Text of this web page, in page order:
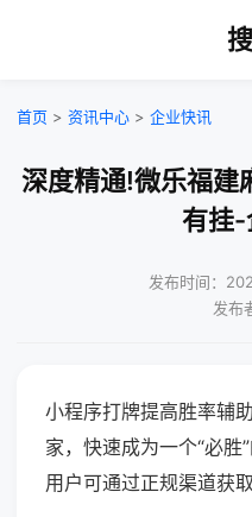
首页 > 资讯中心 > 企业快讯
深度精通!微乐福建
有挂-
发布时间：
发布
小程序打牌提高胜率辅
家，快速成为一个“必胜
用户可通过正规渠道获取